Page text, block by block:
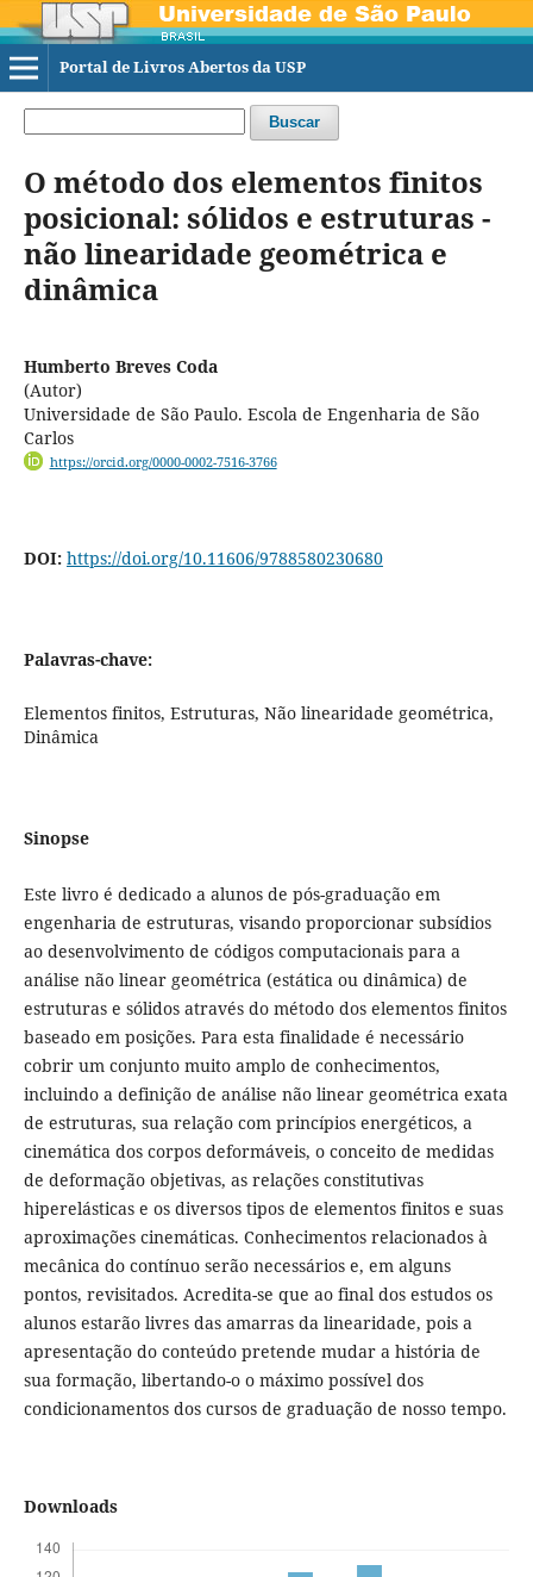
Portal de Livros Abertos da USP
Buscar
O método dos elementos finitos
posicional: sólidos e estruturas -
não linearidade geométrica e
dinâmica
Humberto Breves Coda
(Autor)
Universidade de São Paulo. Escola de Engenharia de São
Carlos
https://orcid.org/0000-0002-7516-3766
DOI: https://doi.org/10.11606/9788580230680
Palavras-chave:
Elementos finitos, Estruturas, Não linearidade geométrica,
Dinâmica
Sinopse
Este livro é dedicado a alunos de pós-graduação em
engenharia de estruturas, visando proporcionar subsídios
ao desenvolvimento de códigos computacionais para a
análise não linear geométrica (estática ou dinâmica) de
estruturas e sólidos através do método dos elementos finitos
baseado em posições. Para esta finalidade é necessário
cobrir um conjunto muito amplo de conhecimentos,
incluindo a definição de análise não linear geométrica exata
de estruturas, sua relação com princípios energéticos, a
cinemática dos corpos deformáveis, o conceito de medidas
de deformação objetivas, as relações constitutivas
hiperelásticas e os diversos tipos de elementos finitos e suas
aproximações cinemáticas. Conhecimentos relacionados à
mecânica do contínuo serão necessários e, em alguns
pontos, revisitados. Acredita-se que ao final dos estudos os
alunos estarão livres das amarras da linearidade, pois a
apresentação do conteúdo pretende mudar a história de
sua formação, libertando-o o máximo possível dos
condicionamentos dos cursos de graduação de nosso tempo.
Downloads